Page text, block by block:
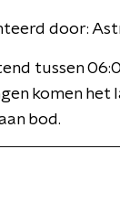
door:
tussen
komen het
bod.